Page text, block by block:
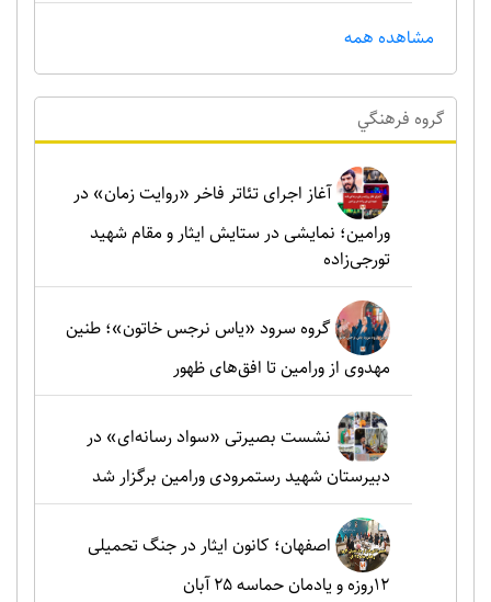
مشاهده همه
گروه فرهنگي
آغاز اجرای تئاتر فاخر «روایت زمان» در
ورامین؛ نمایشی در ستایش ایثار و مقام شهید
تورجی‌زاده
گروه سرود «یاس نرجس خاتون»؛ طنین
مهدوی از ورامین تا افق‌های ظهور
نشست بصیرتی «سواد رسانه‌ای» در
دبیرستان شهید رستمرودی ورامین برگزار شد
اصفهان؛ کانون ایثار در جنگ تحمیلی
۱۲روزه و یادمان حماسه ۲۵ آبان